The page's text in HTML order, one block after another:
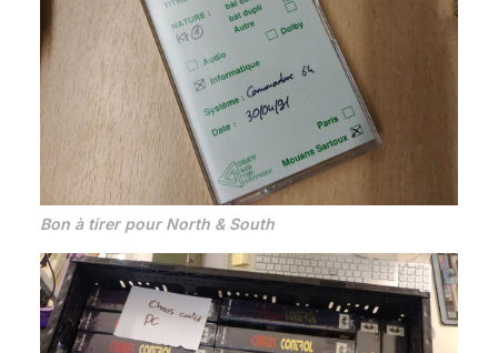
Bon à tirer pour North & South